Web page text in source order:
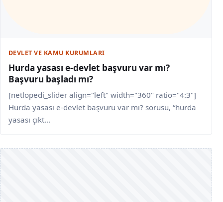
DEVLET VE KAMU KURUMLARI
Hurda yasası e-devlet başvuru var mı?
Başvuru başladı mı?
[netlopedi_slider align="left" width="360" ratio="4:3"]
Hurda yasası e-devlet başvuru var mı? sorusu, “hurda
yasası çıkt...